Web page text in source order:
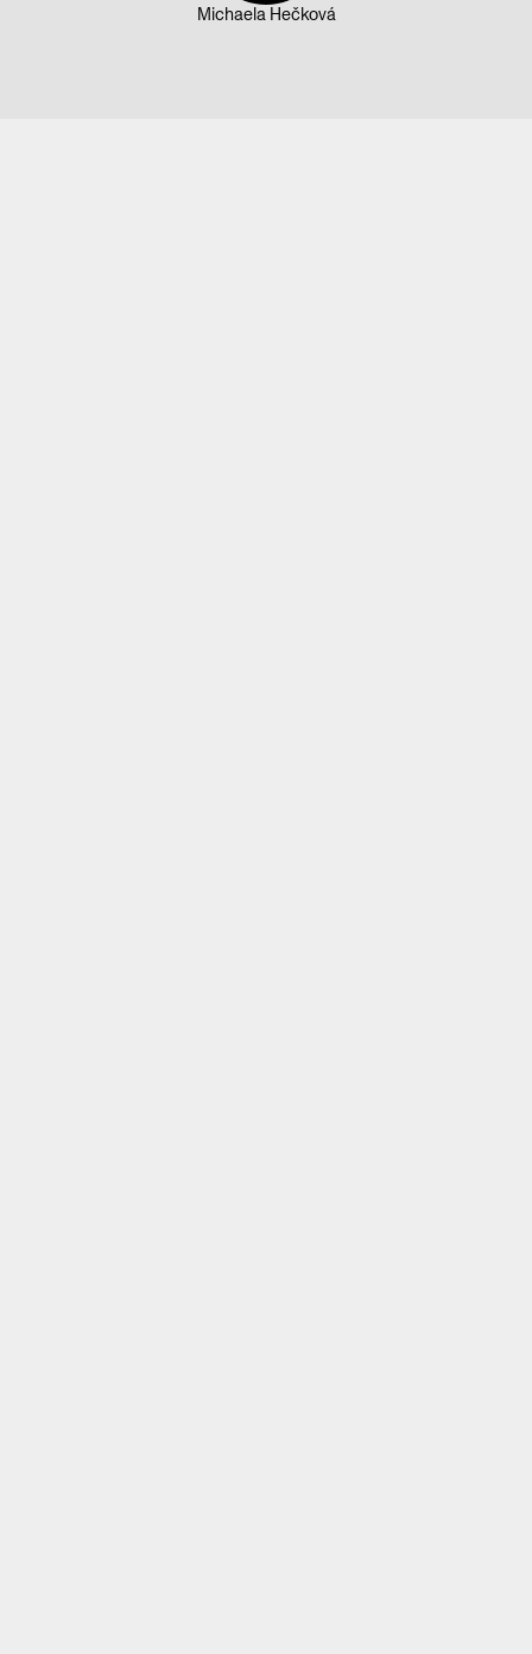
Michaela Hečková